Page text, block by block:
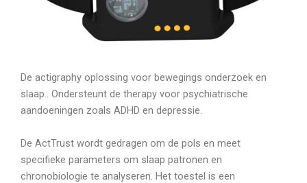
De actigraphy oplossing voor bewegings onderzoek en
slaap.. Ondersteunt de therapy voor psychiatrische
aandoeningen zoals ADHD en depressie.
De ActTrust wordt gedragen om de pols en meet
specifieke parameters om slaap patronen en
chronobiologie te analyseren. Het toestel is een